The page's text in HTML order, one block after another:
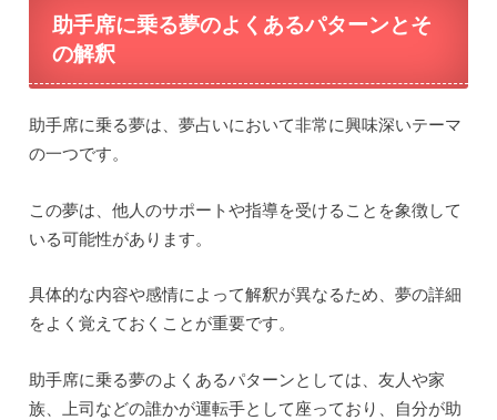
助手席に乗る夢のよくあるパターンとそ
の解釈
助手席に乗る夢は、夢占いにおいて非常に興味深いテーマ
の一つです。
この夢は、他人のサポートや指導を受けることを象徴して
いる可能性があります。
具体的な内容や感情によって解釈が異なるため、夢の詳細
をよく覚えておくことが重要です。
助手席に乗る夢のよくあるパターンとしては、友人や家
族、上司などの誰かが運転手として座っており、自分が助